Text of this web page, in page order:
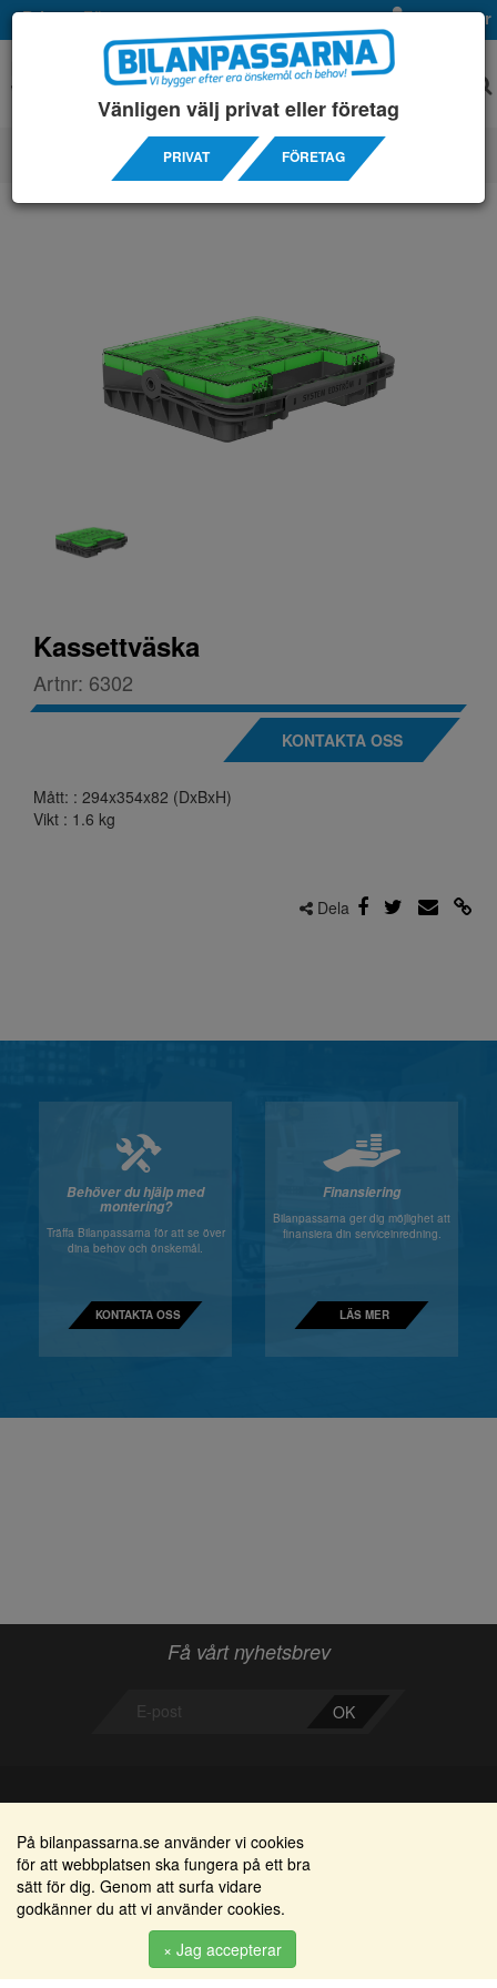
Privat Företag Mina sidor
TILLBEHÖRS ARTIKLAR/ ÖVRIGA TILLBEHÖR
Kassettväska
Artnr: 6302
KONTAKTA OSS
Mått: : 294x354x82 (DxBxH)
Vikt : 1.6 kg
Dela
Behöver du hjälp med
montering?
Träffa Bilanpassarna för att se över
dina behov och önskemål.
KONTAKTA OSS
Finansiering
Bilanpassarna ger dig möjlighet att
finansiera din serviceinredning.
LÄS MER
Få vårt nyhetsbrev
OK
Bilanpassarna
Smedjegatan 22
352 46 Växjö
info@bilanpassarna.se
Områden
Alkomätare / alkolås
Elprodukter
Serviceinredningar
Tillbehörs artiklar
På bilanpassarna.se använder vi cookies
för att webbplatsen ska fungera på ett bra
sätt för dig. Genom att surfa vidare
godkänner du att vi använder cookies.
× Jag accepterar
Vänligen välj privat eller företag
PRIVAT FÖRETAG